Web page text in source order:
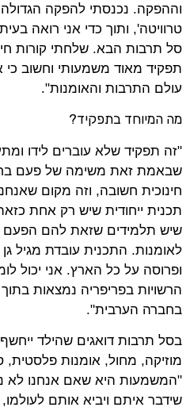
וההפקה. נכנסתי להפקה
טרוויטה', ותוך כדי אני רואה
סל תרבות הבא. שלחתי קורות
תפקיד מאוד משמעותי וחשוב
עולם התרבות והאומנות".
מה המיוחד בתפקיד?
"זה תפקיד שלא עוברים לידו
שבאמת זאת משימה של פעם
חינוכית חשובה, וזה מקום
תכנית ייחודית שיש רק אחת
שיש תלמידים שזאת להם הפעם
לאומנות. התכנית עובדת מגיל
ופרוסה על כל הארץ. אני יכול
הרשויות בפריפריה נמצאות
בחברה הערבית".
בסל תרבות דואגים שהילד
מוזיקה, מחול, אומנות פלסטית,
"המשמעות היא שאם אנחנו לא
שידבר איתם ויביא אותם